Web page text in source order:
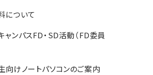
について
ャンパスFD・SD活動（FD委員
向けノートパソコンのご案内